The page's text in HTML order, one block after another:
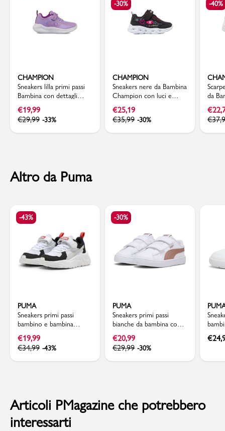
CHAMPION
Sneakers lilla primi passi
Bambina con dettagli
glitter Champion Softy
Evolve
€19,99
€29,99 -33%
-30%
CHAMPION
Sneakers nere da Bambina
Champion con luci e
strappo
€25,19
€35,99 -30%
-40%
da
€
€
Altro da Puma
-43%
PUMA
Sneakers primi passi
bambino e bambina
bianche con dettagli
argento e neri Puma
Trinity Lite
€19,99
€34,99 -43%
-30%
PUMA
Sneakers primi passi
bianche da bambina con
logo oro rosa Puma
Rickie Classic V Inf
€20,99
€29,99 -30%
€
Articoli PMagazine che potrebbero
interessarti